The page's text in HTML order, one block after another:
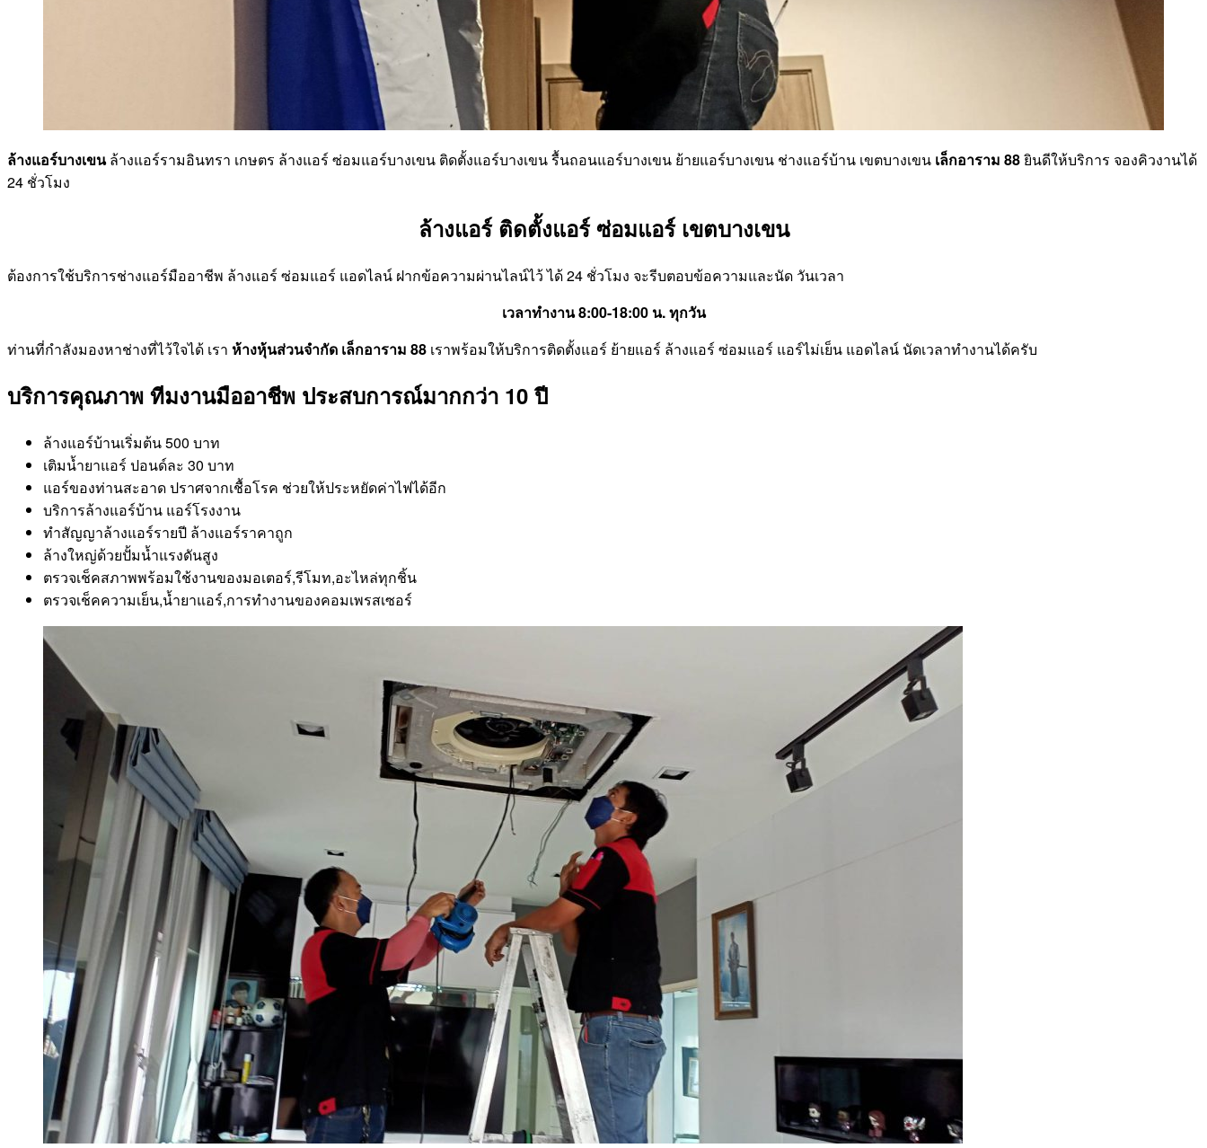
ล้างแอร์บางเขนล้างแอร์รามอินทรา เกษตร ล้างแอร์ ซ่อมแอร์บางเขน ติดตั้งแอร์บางเขน รื้นถอนแอร์บางเขน ย้ายแอร์บางเขน ช่างแอร์บ้าน เขตบางเขน เล็กอาราม 88ยินดีให้บริการ จองคิวงานได้
24 ชั่วโมง
ล้างแอร์ ติดตั้งแอร์ ซ่อมแอร์ เขตบางเขน
ต้องการใช้บริการช่างแอร์มืออาชีพ ล้างแอร์ ซ่อมแอร์ แอดไลน์ ฝากข้อความผ่านไลน์ไว้ ได้ 24 ชั่วโมง จะรีบตอบข้อความและนัด วันเวลา
เวลาทำงาน 8:00-18:00 น. ทุกวัน
ท่านที่กำลังมองหาช่างที่ไว้ใจได้ เรา ห้างหุ้นส่วนจำกัด เล็กอาราม 88 เราพร้อมให้บริการติดตั้งแอร์ ย้ายแอร์ ล้างแอร์ ซ่อมแอร์ แอร์ไม่เย็น แอดไลน์ นัดเวลาทำงานได้ครับ
บริการคุณภาพ ทีมงานมืออาชีพ ประสบการณ์มากกว่า 10 ปี
ล้างแอร์บ้านเริ่มต้น 500 บาท
เติมน้ำยาแอร์ ปอนด์ละ 30 บาท
แอร์ของท่านสะอาด ปราศจากเชื้อโรค ช่วยให้ประหยัดค่าไฟได้อีก
บริการล้างแอร์บ้าน แอร์โรงงาน
ทำสัญญาล้างแอร์รายปี ล้างแอร์ราคาถูก
ล้างใหญ่ด้วยปั้มน้ำแรงดันสูง
ตรวจเช็คสภาพพร้อมใช้งานของมอเตอร์,รีโมท,อะไหล่ทุกชิ้น
ตรวจเช็คความเย็น,น้ำยาแอร์,การทำงานของคอมเพรสเซอร์